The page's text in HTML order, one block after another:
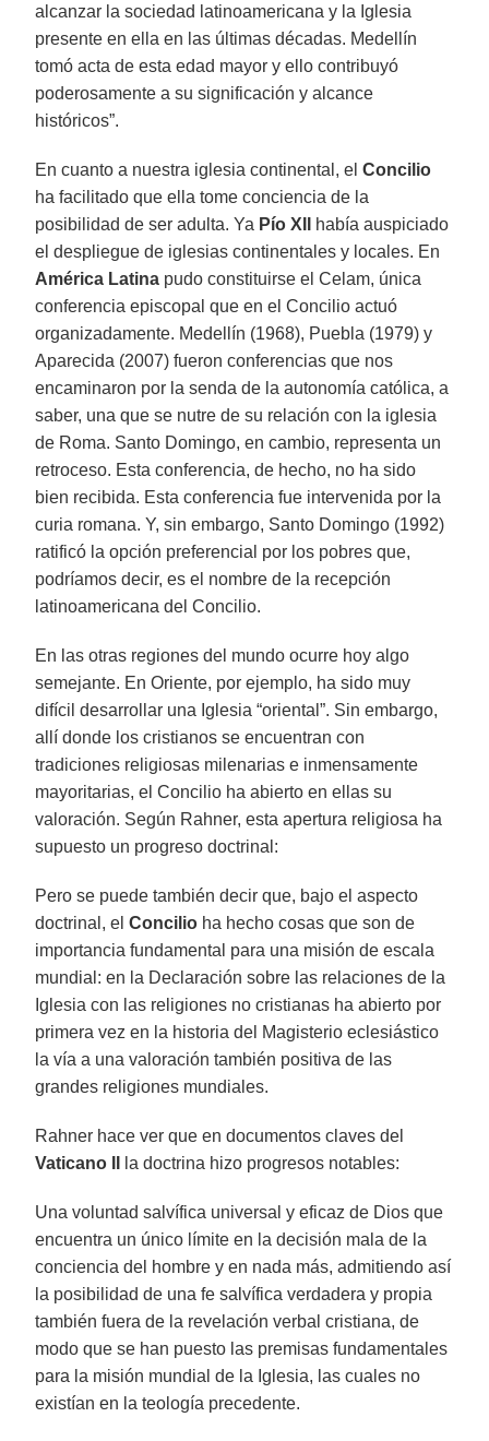
alcanzar la sociedad latinoamericana y la Iglesia
presente en ella en las últimas décadas. Medellín
tomó acta de esta edad mayor y ello contribuyó
poderosamente a su significación y alcance
históricos”.
En cuanto a nuestra iglesia continental, elConcilio
ha facilitado que ella tome conciencia de la
posibilidad de ser adulta. Ya Pío XII
había auspiciado
el despliegue de iglesias continentales y locales. En
América Latina pudo constituirse el Celam, única
conferencia episcopal que en el Concilio actuó
organizadamente. Medellín (1968), Puebla (1979) y
Aparecida (2007) fueron conferencias que nos
encaminaron por la senda de la autonomía católica, a
saber, una que se nutre de su relación con la iglesia
de Roma. Santo Domingo, en cambio, representa un
retroceso. Esta conferencia, de hecho, no ha sido
bien recibida. Esta conferencia fue intervenida por la
curia romana. Y, sin embargo, Santo Domingo (1992)
ratificó la opción preferencial por los pobres que,
podríamos decir, es el nombre de la recepción
latinoamericana del Concilio.
En las otras regiones del mundo ocurre hoy algo
semejante. En Oriente, por ejemplo, ha sido muy
difícil desarrollar una Iglesia “oriental”. Sin embargo,
allí donde los cristianos se encuentran con
tradiciones religiosas milenarias e inmensamente
mayoritarias, el Concilio ha abierto en ellas su
valoración. Según Rahner, esta apertura religiosa ha
supuesto un progreso doctrinal:
Pero se puede también decir que, bajo el aspecto
doctrinal, elConcilio ha hecho cosas que son de
importancia fundamental para una misión de escala
mundial: en la Declaración sobre las relaciones de la
Iglesia con las religiones no cristianas ha abierto por
primera vez en la historia del Magisterio eclesiástico
la vía a una valoración también positiva de las
grandes religiones mundiales.
Rahner hace ver que en documentos claves del
Vaticano II
la doctrina hizo progresos notables:
Una voluntad salvífica universal y eficaz de Dios que
encuentra un único límite en la decisión mala de la
conciencia del hombre y en nada más, admitiendo así
la posibilidad de una fe salvífica verdadera y propia
también fuera de la revelación verbal cristiana, de
modo que se han puesto las premisas fundamentales
para la misión mundial de la Iglesia, las cuales no
existían en la teología precedente.